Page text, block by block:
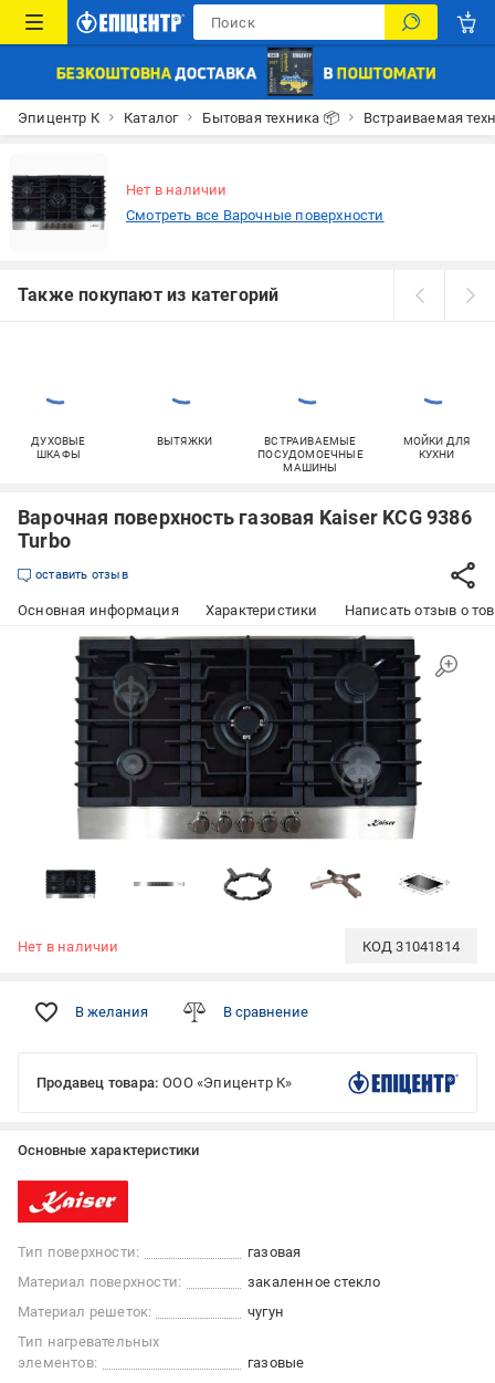
Эпицентр К Каталог Бытовая техника 📦 Встраиваемая
Нет в наличии
Смотреть все Варочные поверхности
Также покупают из категорий
ДУХОВЫЕ
ШКАФЫ
ВЫТЯЖКИ
ВСТРАИВАЕМЫЕ
ПОСУДОМОЕЧНЫЕ
МАШИНЫ
МОЙКИ ДЛЯ
КУХНИ
Варочная поверхность газовая Kaiser KCG 9386
Turbo
оставить отзыв
Основная информация Характеристики Написать отзыв о
Нет в наличии КОД31041814
В желания В сравнение
Продавец товара: ООО «Эпицентр К»
Основные характеристики
Тип поверхности:
газовая
Материал поверхности:
закаленное стекло
Материал решеток:
чугун
Тип нагревательных
элементов:
газовые